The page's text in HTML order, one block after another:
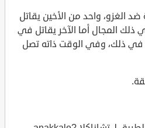
الغزو، واحد من الأخين يقاتل
المجال أما الآخر يقاتل في
في ذلك، وفي الوقت ذاته تصل